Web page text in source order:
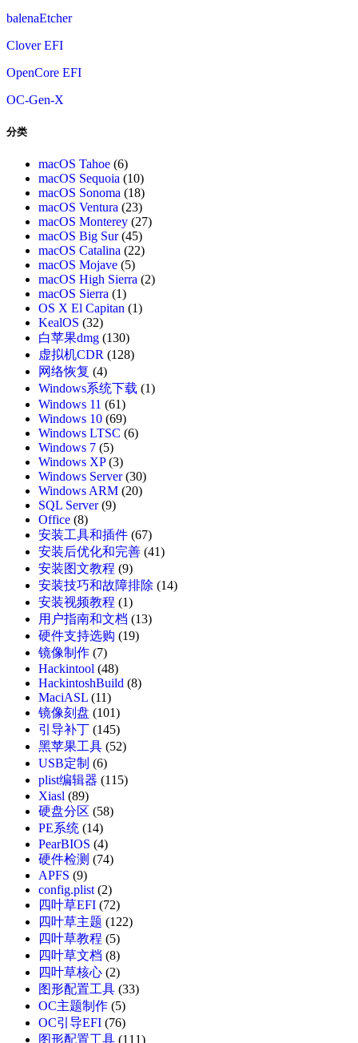
balenaEtcher
Clover EFI
OpenCore EFI
OC-Gen-X
分类
macOS Tahoe (6)
macOS Sequoia (10)
macOS Sonoma (18)
macOS Ventura (23)
macOS Monterey (27)
macOS Big Sur(45)
macOS Catalina (22)
macOS Mojave (5)
macOS High Sierra (2)
macOS Sierra (1)
OS X El Capitan (1)
KealOS (32)
白苹果dmg (130)
虚拟机CDR (128)
网络恢复 (4)
Windows系统下载 (1)
Windows 11 (61)
Windows 10 (69)
Windows LTSC (6)
Windows 7 (5)
Windows XP(3)
Windows Server(30)
Windows ARM (20)
SQL Server(9)
Office (8)
安装工具和插件 (67)
安装后优化和完善 (41)
安装图文教程 (9)
安装技巧和故障排除 (14)
安装视频教程 (1)
用户指南和文档 (13)
硬件支持选购 (19)
镜像制作 (7)
Hackintool (48)
HackintoshBuild (8)
MaciASL (11)
镜像刻盘 (101)
引导补丁 (145)
黑苹果工具 (52)
USB定制 (6)
plist编辑器 (115)
Xiasl (89)
硬盘分区 (58)
PE系统 (14)
PearBIOS (4)
硬件检测 (74)
APFS (9)
config.plist(2)
四叶草EFI (72)
四叶草主题 (122)
四叶草教程 (5)
四叶草文档 (8)
四叶草核心 (2)
图形配置工具 (33)
OC主题制作 (5)
OC引导EFI (76)
图形配置工具 (111)